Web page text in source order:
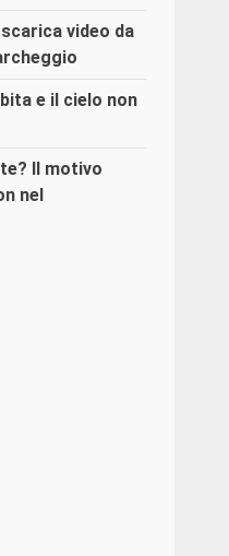
video da
e il cielo non
Il motivo
nel